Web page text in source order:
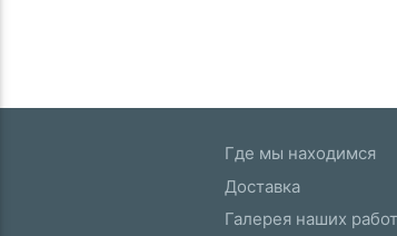
Где мы находимся
Доставка
Галерея наших работ